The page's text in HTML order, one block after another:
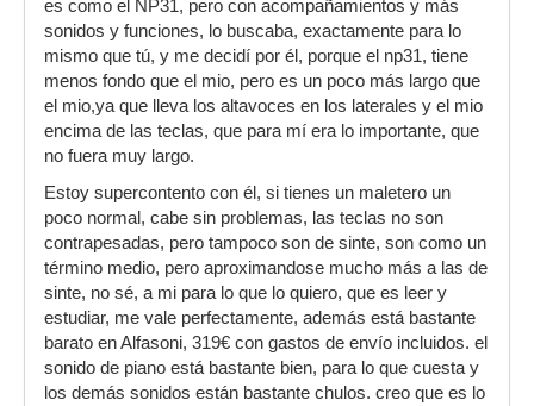
es como el NP31, pero con acompañamientos y más
sonidos y funciones, lo buscaba, exactamente para lo
mismo que tú, y me decidí por él, porque el np31, tiene
menos fondo que el mio, pero es un poco más largo que
el mio,ya que lleva los altavoces en los laterales y el mio
encima de las teclas, que para mí era lo importante, que
no fuera muy largo.
Estoy supercontento con él, si tienes un maletero un
poco normal, cabe sin problemas, las teclas no son
contrapesadas, pero tampoco son de sinte, son como un
término medio, pero aproximandose mucho más a las de
sinte, no sé, a mi para lo que lo quiero, que es leer y
estudiar, me vale perfectamente, además está bastante
barato en Alfasoni, 319€ con gastos de envío incluidos. el
sonido de piano está bastante bien, para lo que cuesta y
los demás sonidos están bastante chulos. creo que es lo